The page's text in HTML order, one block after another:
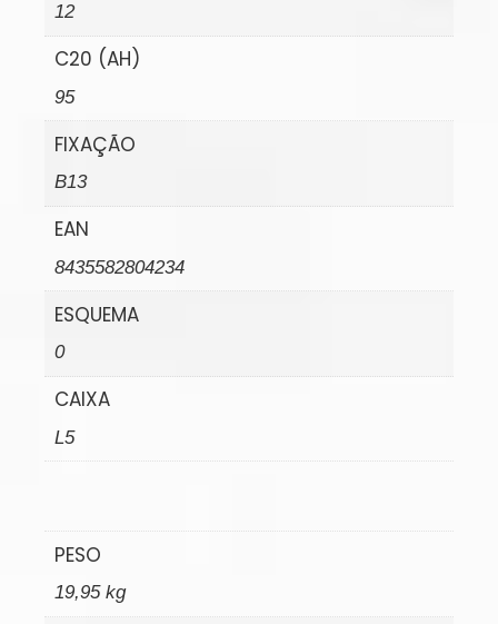
12
C20 (AH)
95
FIXAÇÃO
B13
EAN
8435582804234
ESQUEMA
0
CAIXA
L5
PESO
19,95 kg